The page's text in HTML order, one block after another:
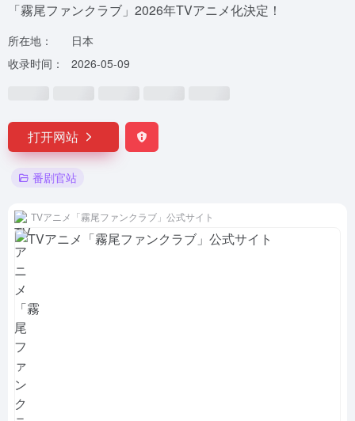
「霧尾ファンクラブ」2026年TVアニメ化決定！
所在地：
日本
收录时间：
2026-05-09
打开网站
番剧官站
TVアニメ「霧尾ファンクラブ」公式サイト